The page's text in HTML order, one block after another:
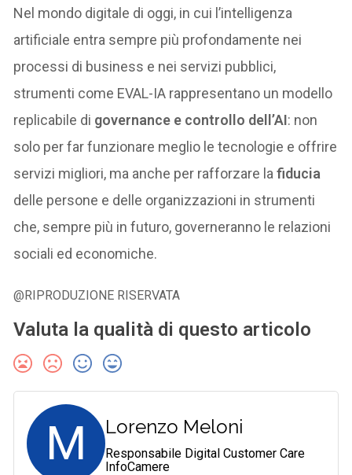
Nel mondo digitale di oggi, in cui l’intelligenza
artificiale entra sempre più profondamente nei
processi di business e nei servizi pubblici,
strumenti come EVAL-IA rappresentano un modello
replicabile di governance e controllo dell’AI: non
solo per far funzionare meglio le tecnologie e offrire
servizi migliori, ma anche per rafforzare lafiducia
delle persone e delle organizzazioni in strumenti
che, sempre più in futuro, governeranno le relazioni
sociali ed economiche.
@RIPRODUZIONE RISERVATA
Valuta la qualità di questo articolo
M Lorenzo Meloni
Responsabile Digital Customer Care
InfoCamere